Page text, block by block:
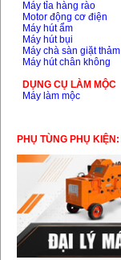
Máy tỉa hàng rào
Motor động cơ điện
Máy hút ẩm
Máy hút bụi
Máy chà sàn giặt thảm
Máy hút chân không
DỤNG CỤ LÀM MỘC
Máy làm mộc
PHỤ TÙNG PHỤ KIỆN: